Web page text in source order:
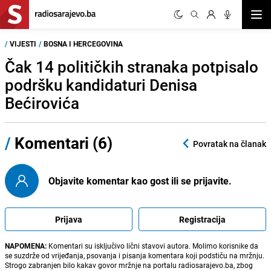
/ VIJESTI / BOSNA I HERCEGOVINA
Čak 14 političkih stranaka potpisalo
podršku kandidaturi Denisa
Bećirovića
/ Komentari (6) Povratak na članak
Objavite komentar kao gost ili se prijavite.
Prijava Registracija
NAPOMENA: Komentari su isključivo lični stavovi autora. Molimo korisnike da
se suzdrže od vrijeđanja, psovanja i pisanja komentara koji podstiču na mržnju.
Strogo zabranjen bilo kakav govor mržnje na portalu radiosarajevo.ba, zbog